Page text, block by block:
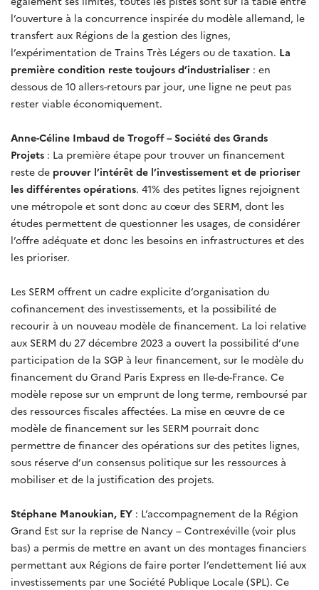
l’ouverture à la concurrence inspirée du modèle allemand, le
transfert aux Régions de la gestion des lignes,
l’expérimentation de Trains Très Légers ou de taxation. La
première condition reste toujours d’industrialiser : en
dessous de 10 allers-retours par jour, une ligne ne peut pas
rester viable économiquement.
Anne-Céline Imbaud de Trogoff – Société des Grands
Projets : La première étape pour trouver un financement
reste de prouver l’intérêt de l’investissement et de prioriser
les différentes opérations. 41% des petites lignes rejoignent
une métropole et sont donc au cœur des SERM, dont les
études permettent de questionner les usages, de considérer
l’offre adéquate et donc les besoins en infrastructures et des
les prioriser.
Les SERM offrent un cadre explicite d’organisation du
cofinancement des investissements, et la possibilité de
recourir à un nouveau modèle de financement. La loi relative
aux SERM du 27 décembre 2023 a ouvert la possibilité d’une
participation de la SGP à leur financement, sur le modèle du
financement du Grand Paris Express en Ile-de-France. Ce
modèle repose sur un emprunt de long terme, remboursé par
des ressources fiscales affectées. La mise en œuvre de ce
modèle de financement sur les SERM pourrait donc
permettre de financer des opérations sur des petites lignes,
sous réserve d’un consensus politique sur les ressources à
mobiliser et de la justification des projets.
Stéphane Manoukian, EY : L’accompagnement de la Région
Grand Est sur la reprise de Nancy – Contrexéville (voir plus
bas) a permis de mettre en avant un des montages financiers
permettant aux Régions de faire porter l’endettement lié aux
investissements par une Société Publique Locale (SPL). Ce